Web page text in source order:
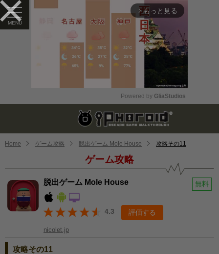
arrow_forward_ios もっと見る
Mute
Powered by GliaStudios
Home ゲーム攻略 脱出ゲーム Mole House 攻略その11
ゲーム攻略
脱出ゲーム Mole House 無料
4.3 評価する
nicolet.jp
攻略その11